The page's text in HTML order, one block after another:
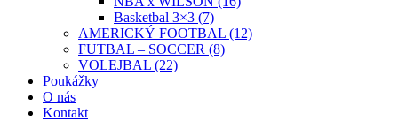
Basketbal 3×3 (7)
AMERICKÝ FOOTBAL (12)
FUTBAL – SOCCER (8)
VOLEJBAL (22)
Poukážky
O nás
Kontakt